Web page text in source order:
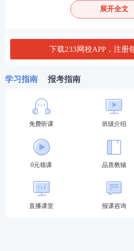
或不选均不得分。
分，每题所设选项中至少有两
选、错选或不选均不得分。
不定项选择题：每题2分，共15
0分，每题所设选项中至少有一
选、错选或不选均不得分。
2023法考至尊班新考季火热招生
班督学辅导、八科
4轮复习体系 主客一体顺
展开全文
下载233网校APP，注册
学习指南 报考指南
免费听课 班级介绍
0元领课 品质教辅
直播课堂 报课咨询